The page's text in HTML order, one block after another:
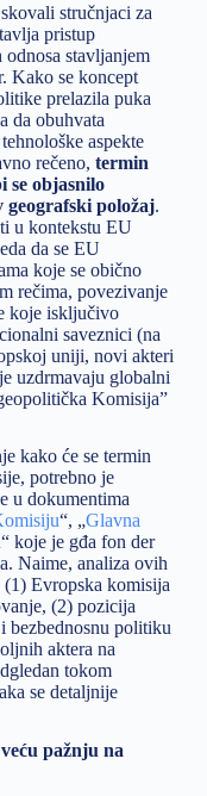
stručnjaci za
pristup
stavljanjem
Kako se koncept
prelazila puka
da obuhvata
aspekte
rečeno, termin
se objasnilo
položaj.
u kontekstu EU
da se EU
koje se obično
rečima, povezivanje
koje isključivo
saveznici (na
uniji, novi akteri
uzdrmavaju globalni
Komisija”
kako će se termin
potrebno je
u dokumentima
“, „Glavna
“ koje je gđa fon der
Naime, analiza ovih
(1) Evropska komisija
(2) pozicija
bezbednosnu politiku
aktera na
tokom
se detaljnije
veću pažnju na